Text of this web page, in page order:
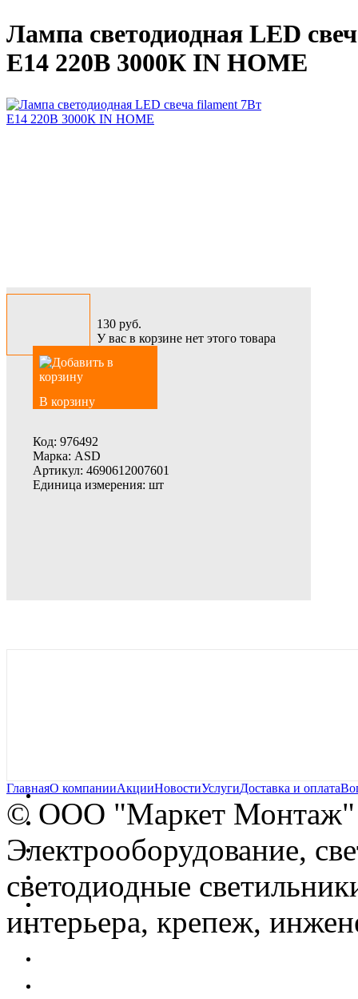
Лампа светодиодная LED
E14 220В 3000К IN HOME
130 руб.
У вас в корзине нет этого товара
В корзину
Код: 976492
Марка: ASD
Артикул: 4690612007601
Единица измерения: шт
ГлавнаяО компанииАкцииНовостиУслугиДоставка и оплата
© OOO "Маркет Монтаж"
Электрооборудование,
светодиодные
интерьера, крепеж,